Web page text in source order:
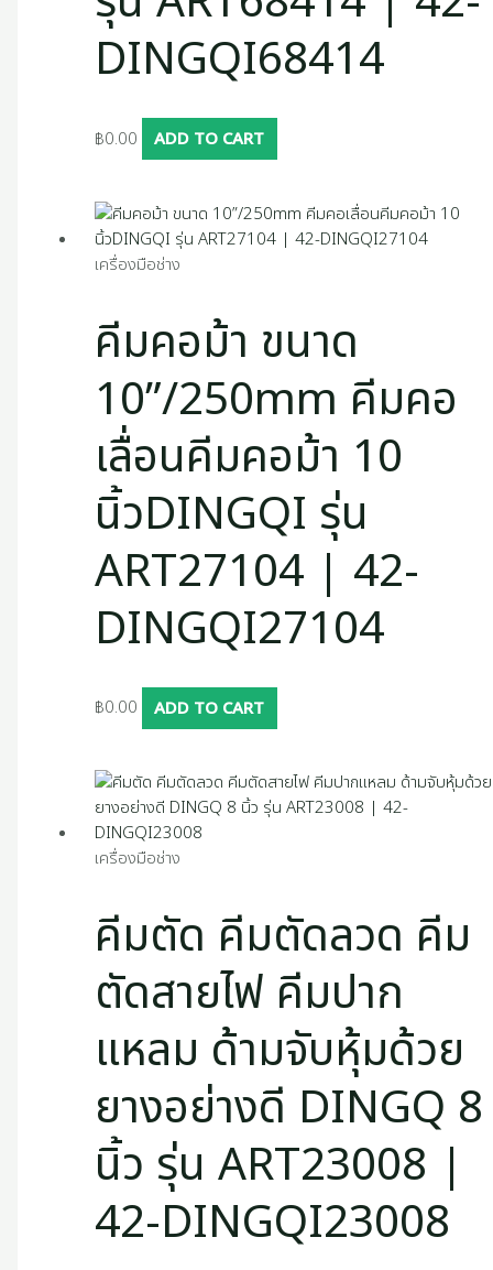
DINGQI68414
฿0.00 ADD TO CART
เครื่องมือช่าง
คีมคอม้า ขนาด
10”/250mm คีมคอ
เลื่อนคีมคอม้า 10
นิ้วDINGQI รุ่น
ART27104 | 42-
DINGQI27104
฿0.00 ADD TO CART
เครื่องมือช่าง
คีมตัด คีมตัดลวด คีม
ตัดสายไฟ คีมปาก
แหลม ด้ามจับหุ้มด้วย
ยางอย่างดี DINGQ 8
นิ้ว รุ่น ART23008 |
42-DINGQI23008